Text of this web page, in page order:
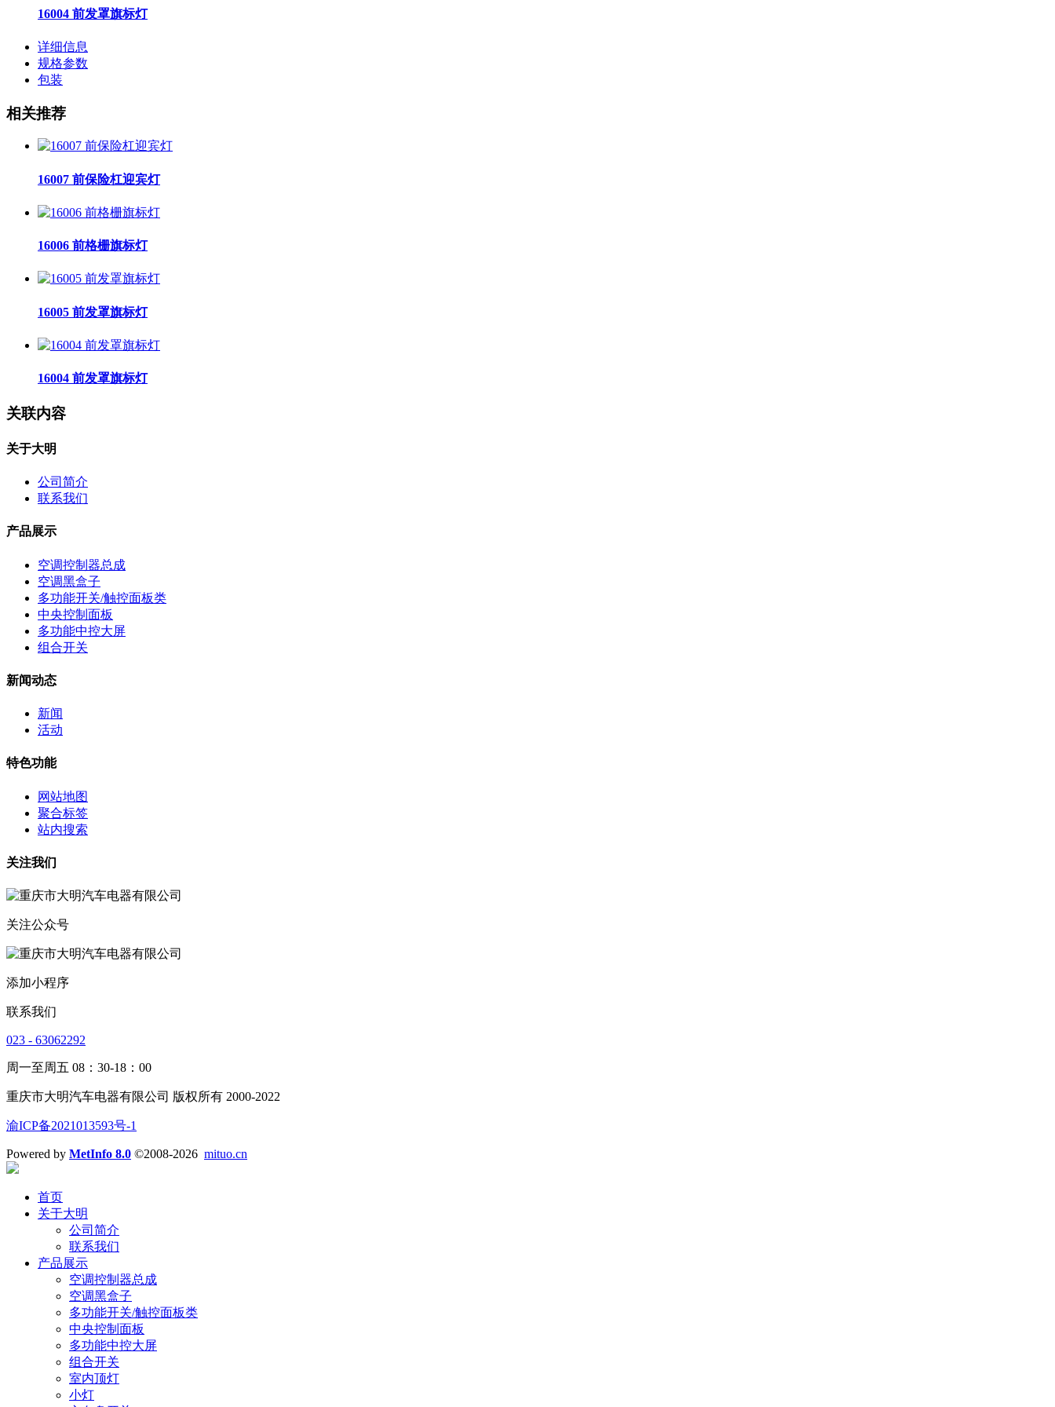
16004 前发罩旗标灯
详细信息
规格参数
包装
相关推荐
16007 前保险杠迎宾灯
16006 前格栅旗标灯
16005 前发罩旗标灯
16004 前发罩旗标灯
关联内容
关于大明
公司简介
联系我们
产品展示
空调控制器总成
空调黑盒子
多功能开关/触控面板类
中央控制面板
多功能中控大屏
组合开关
新闻动态
新闻
活动
特色功能
网站地图
聚合标签
站内搜索
关注我们
关注公众号
添加小程序
联系我们
023 - 63062292
周一至周五 08：30-18：00
重庆市大明汽车电器有限公司 版权所有 2000-2022
渝ICP备2021013593号-1
Powered by MetInfo 8.0 ©2008-2026 mituo.cn
首页
关于大明
公司简介
联系我们
产品展示
空调控制器总成
空调黑盒子
多功能开关/触控面板类
中央控制面板
多功能中控大屏
组合开关
室内顶灯
小灯